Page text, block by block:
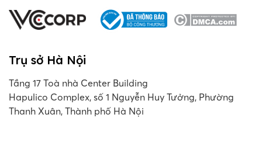
Trụ sở Hà Nội
Tầng 17 Toà nhà Center Building
Hapulico Complex, số 1 Nguyễn Huy Tưởng, Phường
Thanh Xuân, Thành phố Hà Nội